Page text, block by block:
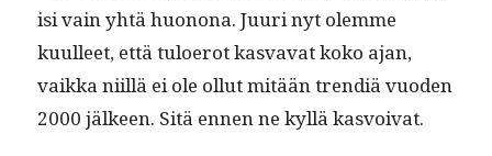
isi vain yhtä huonona. Juuri nyt olemme
kuulleet, että tulo­erot kas­va­vat koko ajan,
vaik­ka niil­lä ei ole ollut mitään trendiä vuo­den
2000 jäl­keen. Sitä ennen ne kyl­lä kasvoivat.